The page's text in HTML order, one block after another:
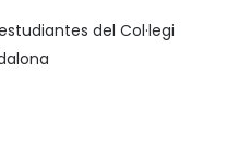
del Col·legi